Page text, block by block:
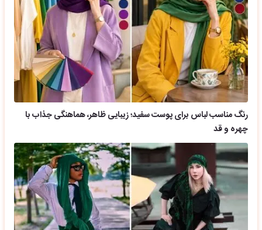
رنگ مناسب لباس برای پوست سفید؛ زیبایی ظاهر، هماهنگی جذاب با
چهره و قد